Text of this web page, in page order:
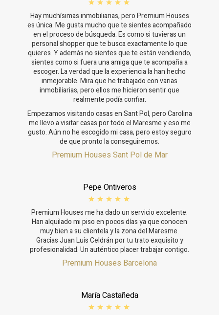
Hay muchísimas inmobiliarias, pero Premium Houses
es única. Me gusta mucho que te sientes acompañado
en el proceso de búsqueda. Es como si tuvieras un
personal shopper que te busca exactamente lo que
quieres. Y además no sientes que te están vendiendo,
sientes como si fuera una amiga que te acompaña a
escoger. La verdad que la experiencia la han hecho
inmejorable. Mira que he trabajado con varias
inmobiliarias, pero ellos me hicieron sentir que
realmente podía confiar.
Empezamos visitando casas en Sant Pol, pero Carolina
me llevo a visitar casas por todo el Maresme y eso me
gusto. Aún no he escogido mi casa, pero estoy seguro
de que pronto la conseguiremos.
Premium Houses Sant Pol de Mar
Pepe Ontiveros
Premium Houses me ha dado un servicio excelente.
Han alquilado mi piso en pocos días ya que conocen
muy bien a su clientela y la zona del Maresme.
Gracias Juan Luis Celdrán por tu trato exquisito y
profesionalidad. Un auténtico placer trabajar contigo.
Premium Houses Barcelona
María Castañeda